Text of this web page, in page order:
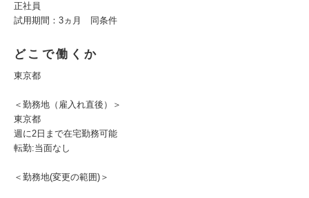
正社員
試用期間：3ヵ月 同条件
どこで働くか
東京都
＜勤務地（雇入れ直後）＞
東京都
週に2日まで在宅勤務可能
転勤:当面なし
＜勤務地(変更の範囲)＞